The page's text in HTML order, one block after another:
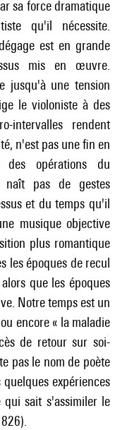
sa force dramatique
qu'il nécessite.
est en grande
mis en œuvre.
jusqu'à une tension
le violoniste à des
intervalles rendent
n'est pas une fin en
opérations du
naît pas de gestes
et du temps qu'il
musique objective
plus romantique
les époques de recul
que les époques
Notre temps est un
encore « la maladie
de retour sur soi-
pas le nom de poète
expériences
sait s'assimiler le